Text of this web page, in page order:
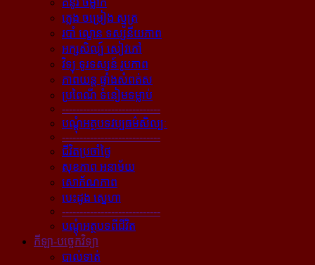
គំនូរ ចម្លាក់
ភ្លេង ចម្រៀង ស្មូត្រ
របាំ ល្ខោន ទស្សនីយភាព
អក្សសិល្ប៍ សៀវភៅ
វិទ្យុ ទូរទស្សន៍ រូបភាព
ភាពយន្ដ ផ្ទាំងសំពត់ស
ប្រពៃណី ទំនៀមទម្លាប់
----------------------------
បណ្ដុំអត្ថបទវប្បធម៌សិល្បៈ
----------------------------
ជីវិតប្រចាំថ្ងៃ
សុខភាព អនាម័យ
សោភ័ណភាព
បេះដូង ស្នេហា
----------------------------
បណ្ដុំអត្ថបទពីជីវិត
កីឡា-បច្ចេកវិទ្យា
បាល់ទាត់